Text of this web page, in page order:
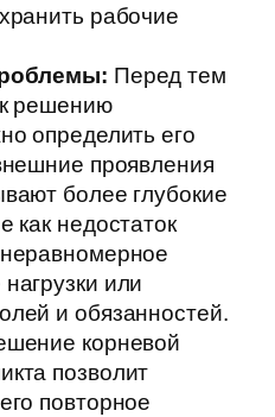
рабочие
Перед тем
к решению
определить его
проявления
более глубокие
как недостаток
или
и обязанностей.
корневой
позволит
повторное